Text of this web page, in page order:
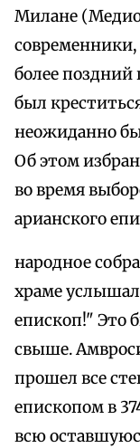
Милане
более
был
неожиданно
Об этом
во время
арианского
народное
храме
епископ!" Это
свыше.
прошел все
епископом в
всю